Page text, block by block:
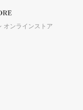
オンラインストア